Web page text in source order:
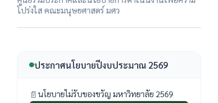
โปร่งใส คณะมนุษยศาสตร์ มศว
ประกาศนโยบายปีงบประมาณ 2569
นโยบายไม่รับของขวัญ มหาวิทยาลัย 2569